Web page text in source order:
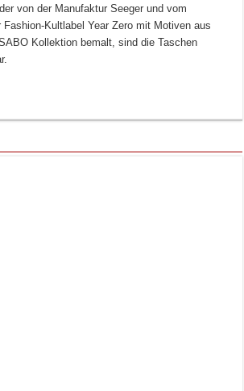
von der Manufaktur Seeger und vom
Fashion-Kultlabel Year Zero mit Motiven aus
Kollektion bemalt, sind die Taschen